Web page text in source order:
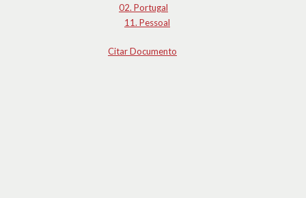
02. Portugal
11. Pessoal
Citar Documento